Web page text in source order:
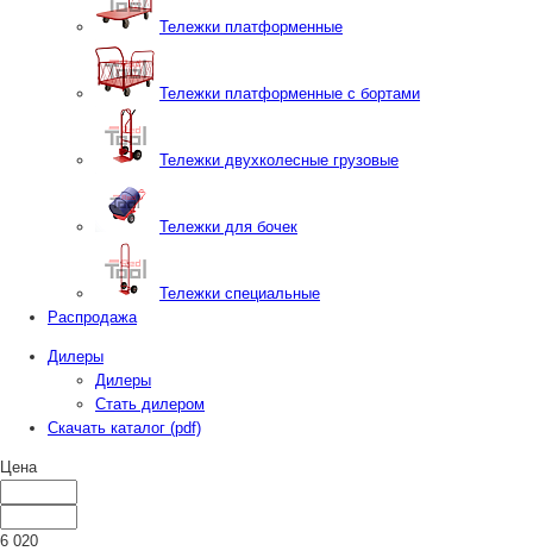
Тележки платформенные
Тележки платформенные с бортами
Тележки двухколесные грузовые
Тележки для бочек
Тележки специальные
Распродажа
Дилеры
Дилеры
Стать дилером
Скачать каталог (pdf)
Цена
6 020